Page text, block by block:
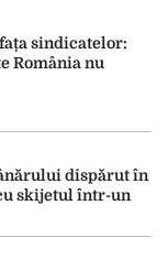
sindicatelor:
România nu
dispărut în
skijetul într-un